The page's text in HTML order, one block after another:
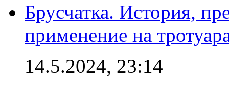
Брусчатка. История,
применение на
14.5.2024, 23:14